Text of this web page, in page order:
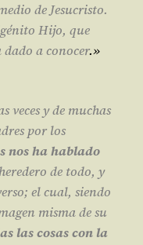
de Jesucristo.
Hijo, que
dado a conocer.»
veces y de muchas
por los
nos ha hablado
de todo, y
el cual, siendo
misma de su
las cosas con la